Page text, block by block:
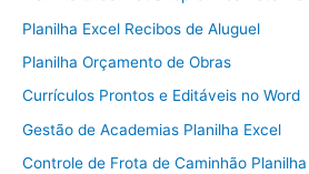
Planilha Excel Recibos de Aluguel
Planilha Orçamento de Obras
Currículos Prontos e Editáveis no Word
Gestão de Academias Planilha Excel
Controle de Frota de Caminhão